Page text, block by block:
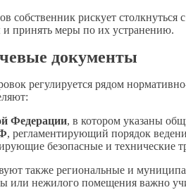
собственник рискует
принять меры по их устранению.
документы
регулируется рядом
Федерации, в котором указаны
, регламентирующий порядок
безопасные и технические
также региональные и
или нежилого помещения важно